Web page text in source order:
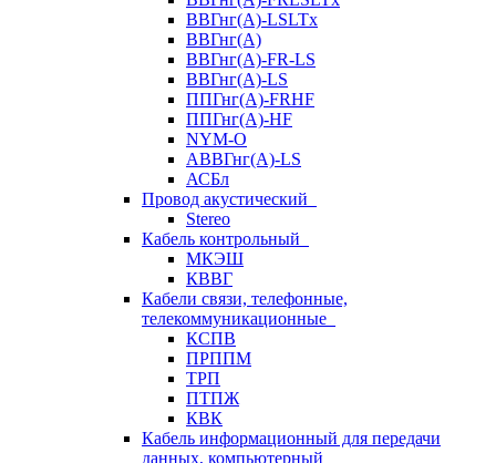
ВВГнг(A)-LSLTx
ВВГнг(А)
ВВГнг(А)-FR-LS
ВВГнг(А)-LS
ППГнг(А)-FRHF
ППГнг(А)-HF
NYM-O
АВВГнг(А)-LS
АСБл
Провод акустический
Stereo
Кабель контрольный
МКЭШ
КВВГ
Кабели связи, телефонные,
телекоммуникационные
КСПВ
ПРППМ
ТРП
ПТПЖ
КВК
Кабель информационный для передачи
данных, компьютерный